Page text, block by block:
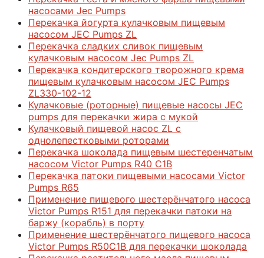
насосами Jec Pumps
Перекачка йогурта кулачковым пищевым
насосом JEC Pumps ZL
Перекачка сладких сливок пищевым
кулачковым насосом Jec Pumps ZL
Перекачка кондитерского творожного крема
пищевым кулачковым насосом JEC Pumps
ZL330-102-12
Кулачковые (роторные) пищевые насосы JEC
pumps для перекачки жира с мукой
Кулачковый пищевой насос ZL с
однолепестковыми роторами
Перекачка шоколада пищевым шестеренчатым
насосом Victor Pumps R40 С1В
Перекачка патоки пищевыми насосами Victor
Pumps R65
Применение пищевого шестерёнчатого насоса
Victor Pumps R151 для перекачки патоки на
баржу (корабль) в порту
Применение шестерёнчатого пищевого насоса
Victor Pumps R50C1B для перекачки шоколада